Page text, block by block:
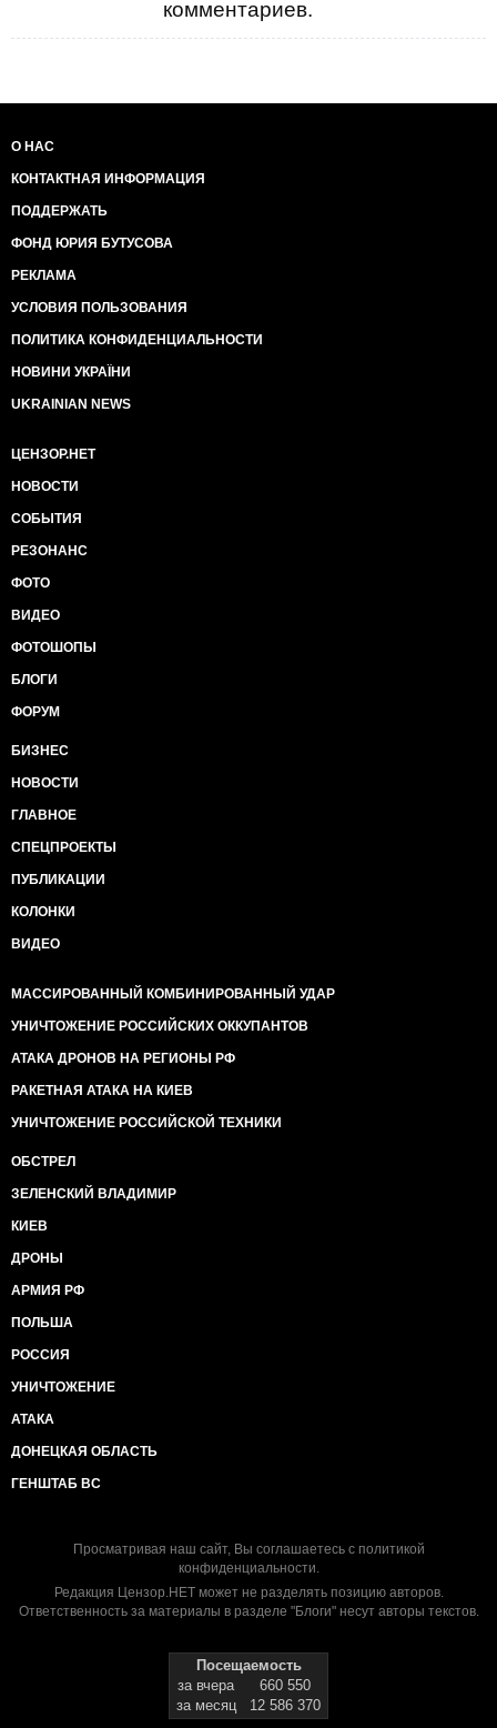
комментариев.
О НАС
КОНТАКТНАЯ ИНФОРМАЦИЯ
ПОДДЕРЖАТЬ
ФОНД ЮРИЯ БУТУСОВА
РЕКЛАМА
УСЛОВИЯ ПОЛЬЗОВАНИЯ
ПОЛИТИКА КОНФИДЕНЦИАЛЬНОСТИ
НОВИНИ УКРАЇНИ
UKRAINIAN NEWS
ЦЕНЗОР.НЕТ
НОВОСТИ
СОБЫТИЯ
РЕЗОНАНС
ФОТО
ВИДЕО
ФОТОШОПЫ
БЛОГИ
ФОРУМ
БИЗНЕС
НОВОСТИ
ГЛАВНОЕ
СПЕЦПРОЕКТЫ
ПУБЛИКАЦИИ
КОЛОНКИ
ВИДЕО
МАССИРОВАННЫЙ КОМБИНИРОВАННЫЙ УДАР
УНИЧТОЖЕНИЕ РОССИЙСКИХ ОККУПАНТОВ
АТАКА ДРОНОВ НА РЕГИОНЫ РФ
РАКЕТНАЯ АТАКА НА КИЕВ
УНИЧТОЖЕНИЕ РОССИЙСКОЙ ТЕХНИКИ
ОБСТРЕЛ
ЗЕЛЕНСКИЙ ВЛАДИМИР
КИЕВ
ДРОНЫ
АРМИЯ РФ
ПОЛЬША
РОССИЯ
УНИЧТОЖЕНИЕ
АТАКА
ДОНЕЦКАЯ ОБЛАСТЬ
ГЕНШТАБ ВС
Просматривая наш сайт, Вы соглашаетесь с политикой
конфиденциальности.
Редакция Цензор.НЕТ может не разделять позицию авторов.
Ответственность за материалы в разделе "Блоги" несут авторы текстов.
Посещаемость
за вчера
660 550
за месяц
12 586 370